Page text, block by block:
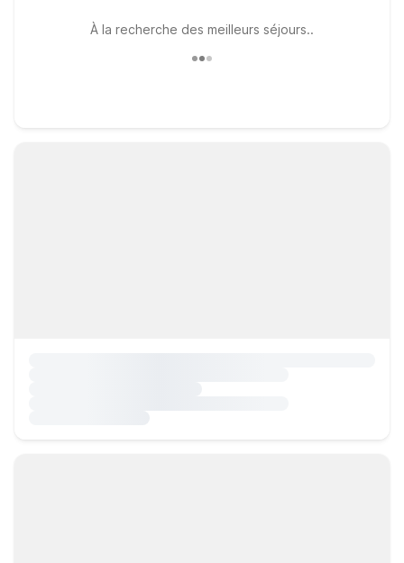
À la recherche des meilleurs séjours..